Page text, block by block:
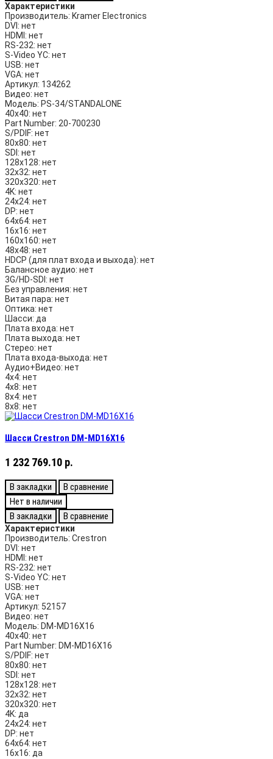
Характеристики
Производитель: Kramer Electronics
DVI: нет
HDMI: нет
RS-232: нет
S-Video YC: нет
USB: нет
VGA: нет
Артикул: 134262
Видео: нет
Модель: PS-34/STANDALONE
40х40: нет
Part Number: 20-700230
S/PDIF: нет
80х80: нет
SDI: нет
128х128: нет
32х32: нет
320х320: нет
4K: нет
24х24: нет
DP: нет
64х64: нет
16х16: нет
160х160: нет
48х48: нет
HDCP (для плат входа и выхода): нет
Балансное аудио: нет
3G/HD-SDI: нет
Без управления: нет
Витая пара: нет
Оптика: нет
Шасси: да
Плата входа: нет
Плата выхода: нет
Стерео: нет
Плата входа-выхода: нет
Аудио+Видео: нет
4х4: нет
4х8: нет
8х4: нет
8х8: нет
Шасси Crestron DM-MD16X16
1 232 769.10 р.
В закладки
В сравнение
Нет в наличии
В закладки
В сравнение
Характеристики
Производитель: Crestron
DVI: нет
HDMI: нет
RS-232: нет
S-Video YC: нет
USB: нет
VGA: нет
Артикул: 52157
Видео: нет
Модель: DM-MD16X16
40х40: нет
Part Number: DM-MD16X16
S/PDIF: нет
80х80: нет
SDI: нет
128х128: нет
32х32: нет
320х320: нет
4K: да
24х24: нет
DP: нет
64х64: нет
16х16: да